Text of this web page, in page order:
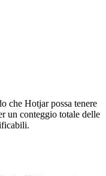
che Hotjar possa tenere
un conteggio totale delle